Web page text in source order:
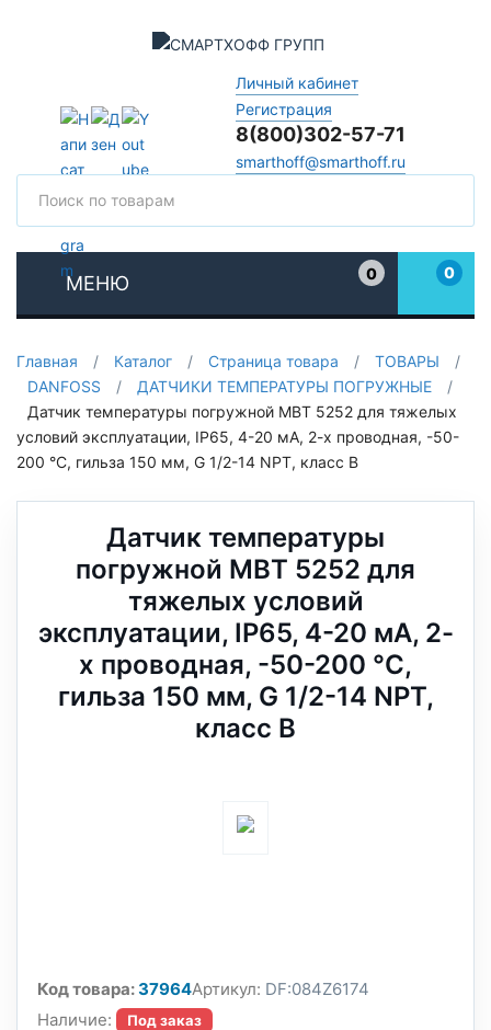
Личный кабинет
Регистрация
8(800)302-57-71
smarthoff@smarthoff.ru
МЕНЮ
0
0
Главная / Каталог / Страница товара / ТОВАРЫ
/
DANFOSS
/ ДАТЧИКИ ТЕМПЕРАТУРЫ ПОГРУЖНЫЕ
/
Датчик температуры погружной MBT 5252 для тяжелых
условий эксплуатации, IP65, 4-20 мА, 2-х проводная, -50-
200 °C, гильза 150 мм, G 1/2-14 NPT, класс B
Датчик температуры
погружной MBT 5252 для
тяжелых условий
эксплуатации, IP65, 4-20 мА, 2-
х проводная, -50-200 °C,
гильза 150 мм, G 1/2-14 NPT,
класс B
Код товара:37964Артикул: DF:084Z6174
Наличие:
Под заказ